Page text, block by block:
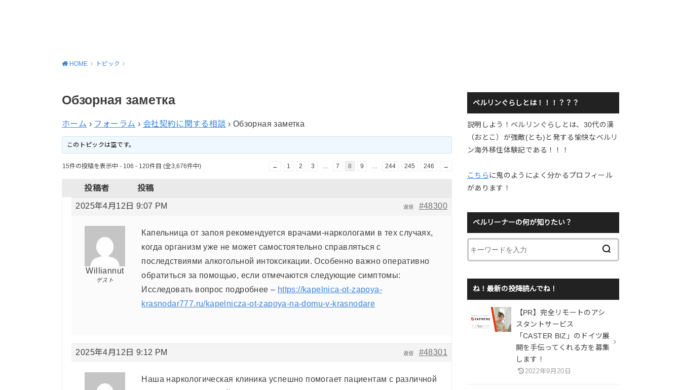
HOME トピック
Обзорная заметка
ホーム › フォーラム › 会社契約に関する相談 › Обзорная заметка
このトピックは空です。
15件の投稿を表示中 - 106 - 120件目 (全3,676件中) ← 1 2 3 … 7 8 9 … 244 245 246 →
投稿者 投稿
2025年4月12日 9:07 PM #48300
返信
Williannut
ゲスト
Капельница от запоя рекомендуется врачами-наркологами в тех случаях,
когда организм уже не может самостоятельно справляться с
последствиями алкогольной интоксикации. Особенно важно оперативно
обратиться за помощью, если отмечаются следующие симптомы:
Исследовать вопрос подробнее – https://kapelnica-ot-zapoya-
krasnodar777.ru/kapelnicza-ot-zapoya-na-domu-v-krasnodare
2025年4月12日 9:12 PM #48301
返信
Наша наркологическая клиника успешно помогает пациентам с различной
ベルリンぐらしとは！！！？？？
説明しよう！ベルリンぐらしとは、30代の漢
（おとこ）が強敵(とも)と発する愉快なベルリ
ン海外移住体験記である！！！
こちら に鬼のようによく分かるプロフィール
があります！
ベルリーナーの何が知りたい？
ね！最新の投降読んでね！
【PR】完全リモートのアシ
スタントサービス
「CASTER BIZ」のドイツ展
開を手伝ってくれる方を募集
します！
2022年9月20日